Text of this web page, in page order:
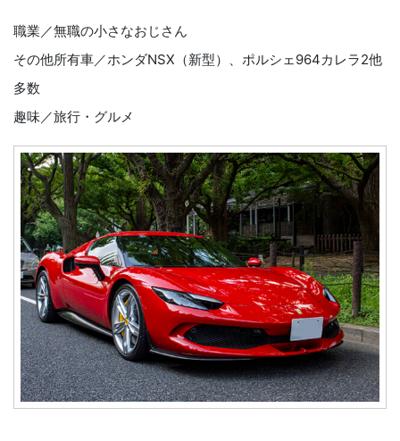
職業／無職の小さなおじさん
その他所有車／ホンダNSX（新型）、ポルシェ964カレラ2他
多数
趣味／旅行・グルメ